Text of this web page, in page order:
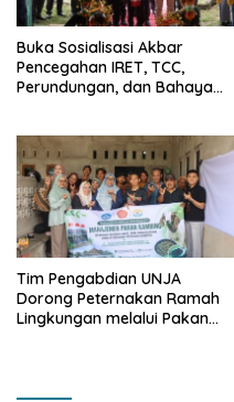
Buka Sosialisasi Akbar
Pencegahan IRET, TCC,
Perundungan, dan Bahaya
bisa jaga diri, 60% masa
depan sudah ada di tangan”
Tim Pengabdian UNJA
Dorong Peternakan Ramah
Lingkungan melalui Pakan